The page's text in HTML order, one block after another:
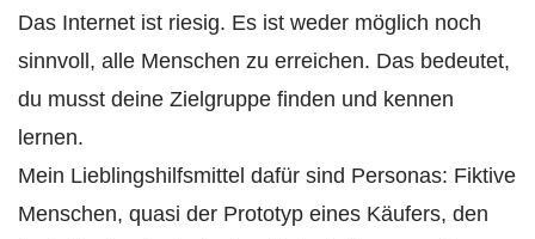
Das Internet ist riesig. Es ist weder möglich noch
sinnvoll, alle Menschen zu erreichen. Das bedeutet,
du musst deine Zielgruppe finden und kennen
lernen.
Mein Lieblingshilfsmittel dafür sind Personas: Fiktive
Menschen, quasi der Prototyp eines Käufers, den